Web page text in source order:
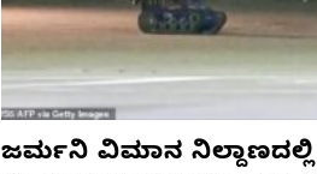
ಜರ್ಮನಿ ವಿಮಾನ ನಿಲ್ದಾಣದಲ್ಲಿ